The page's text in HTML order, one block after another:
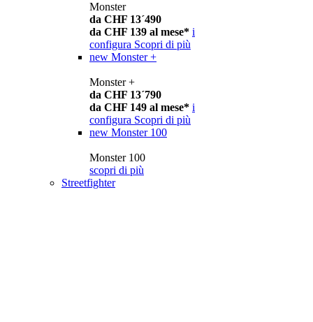
Monster
da CHF 13´490
da CHF 139 al mese* i
configura Scopri di più
new Monster +
Monster +
da CHF 13´790
da CHF 149 al mese* i
configura Scopri di più
new Monster 100
Monster 100
scopri di più
Streetfighter